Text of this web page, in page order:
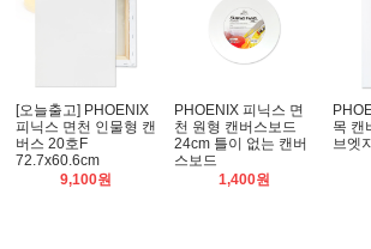
[오늘출고] PHOENIX
피닉스 면천 인물형 캔
버스 20호F
72.7x60.6cm
9,100원
PHOENIX 피닉스 면
천 원형 캔버스보드
24cm 틀이 없는 캔버
스보드
1,400원
목 캔
브엣